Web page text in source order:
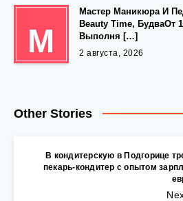
М
Мастер Маникюра И
Beauty Time, БудваОт
Выполня […]
2 августа, 2026
Other Stories
В кондитерскую в Подгорице
пекарь-кондитер с опытом